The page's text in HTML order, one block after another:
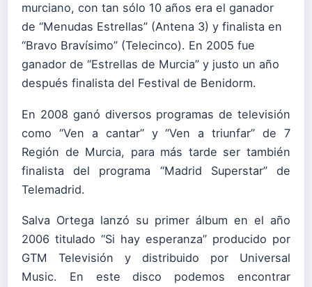
murciano, con tan sólo 10 años era el ganador
de “Menudas Estrellas” (Antena 3) y finalista en
“Bravo Bravísimo” (Telecinco). En 2005 fue
ganador de “Estrellas de Murcia” y justo un año
después finalista del Festival de Benidorm.
En 2008 ganó diversos programas de televisión
como “Ven a cantar” y “Ven a triunfar” de 7
Región de Murcia, para más tarde ser también
finalista del programa “Madrid Superstar” de
Telemadrid.
Salva Ortega lanzó su primer álbum en el año
2006 titulado “Si hay esperanza” producido por
GTM Televisión y distribuido por Universal
Music. En este disco podemos encontrar